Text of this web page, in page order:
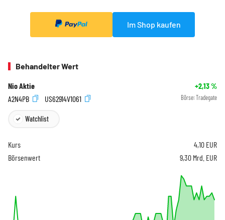
Im Shop kaufen
Behandelter Wert
Nio Aktie +2,13%
A2N4PB
US62914V1061 Börse: Tradegate
Watchlist
Kurs 4,10 EUR
Börsenwert
9,30 Mrd. EUR